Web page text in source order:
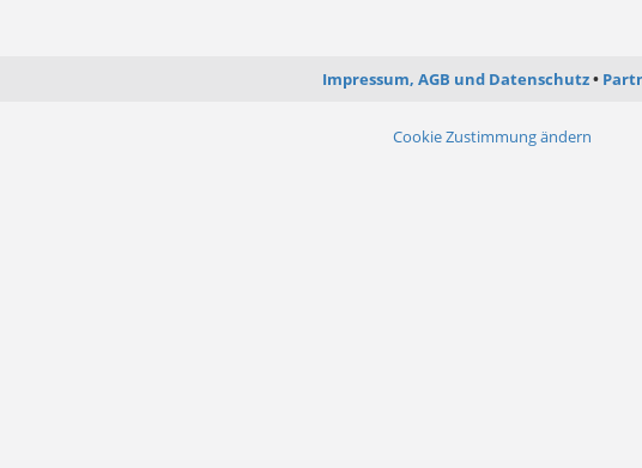
Impressum, AGB und Datenschutz
Cookie Zustimmung ändern